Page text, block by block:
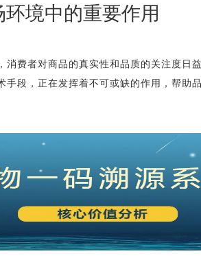
境中的重要作用
消费者对商品的真实性和品质的关注度日
手段，正在发挥着不可或缺的作用，帮助